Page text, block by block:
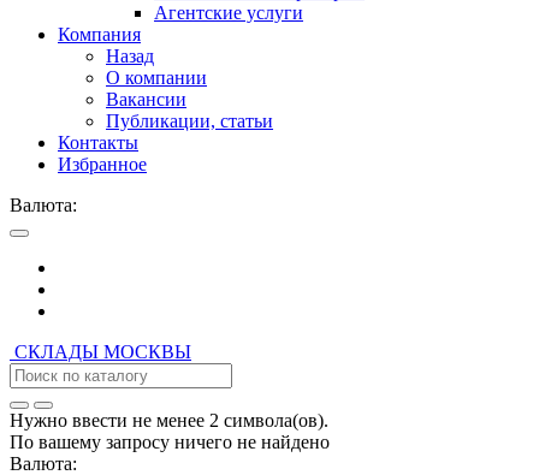
Агентские услуги
Компания
Назад
О компании
Вакансии
Публикации, статьи
Контакты
Избранное
Валюта:
СКЛАДЫ МОСКВЫ
Нужно ввести не менее 2 символа(ов).
По вашему запросу ничего не найдено
Валюта: